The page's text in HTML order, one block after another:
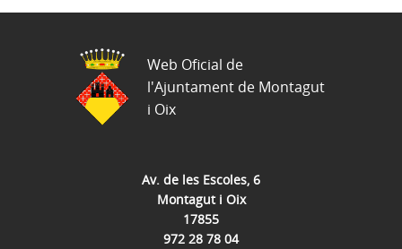
Av. de les Escoles, 6
Montagut i Oix
17855
972 28 78 04
Web Oficial de
l'Ajuntament de Montagut
i Oix